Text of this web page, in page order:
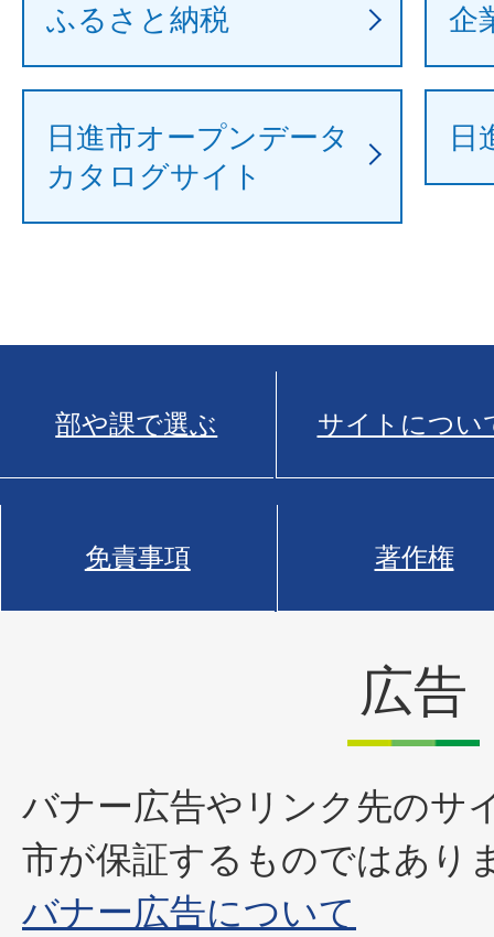
ふるさと納税 企
日進市オープンデータ
カタログサイト
日
部や課で選ぶ サイトについ
免責事項 著作権
広告
バナー広告やリンク先のサ
市が保証するものではあり
バナー広告について